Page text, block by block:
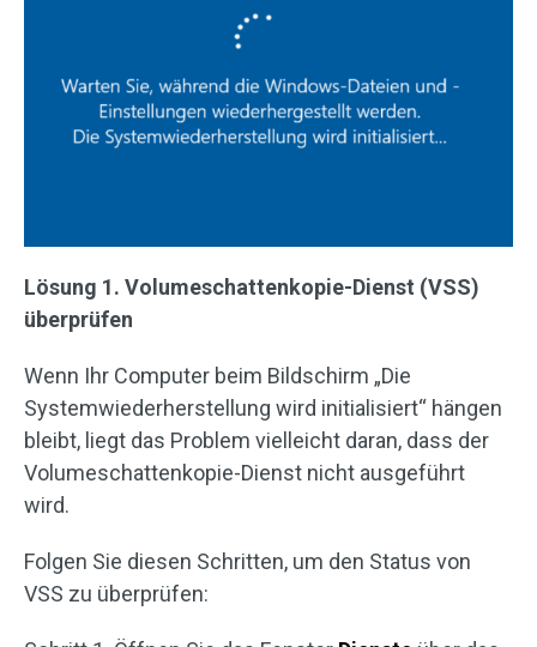
Lösung 1. Volumeschattenkopie-Dienst (VSS)
überprüfen
Wenn Ihr Computer beim Bildschirm „Die
Systemwiederherstellung wird initialisiert“ hängen
bleibt, liegt das Problem vielleicht daran, dass der
Volumeschattenkopie-Dienst nicht ausgeführt
wird.
Folgen Sie diesen Schritten, um den Status von
VSS zu überprüfen: